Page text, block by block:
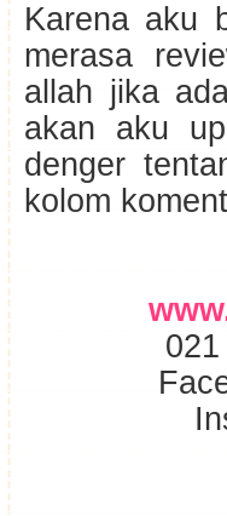
Karena aku
merasa
allah jika
akan aku
denger
kolom